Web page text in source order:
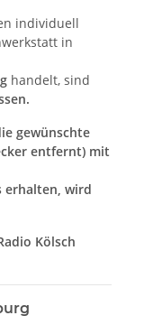
individuell
in
handelt, sind
gewünschte
entfernt) mit
erhalten, wird
Kölsch